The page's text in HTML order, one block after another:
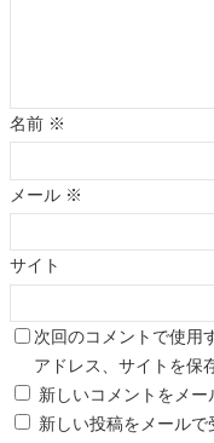
名前 ※
メール ※
サイト
次回のコメントで使用
アドレス、サイトを保
新しいコメントをメー
新しい投稿をメールで